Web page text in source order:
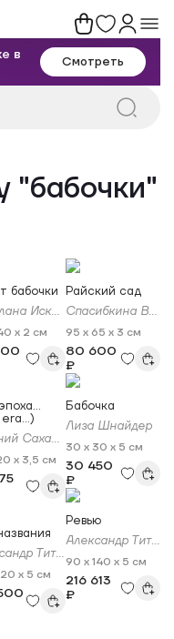
в
Смотреть
"бабочки"
бабочки
Светлана Искоских
x 2 см
era…)
Евгений Сахацкий
x 3,5 см
Александр Титов
x 5 см
Райский сад
Спасибкина Вера
95 x 65 x 3 см
80 600
₽
Бабочка
Лиза Шнайдер
30 x 30 x 5 см
30 450
₽
Ревью
Александр Титов
90 x 140 x 5 см
216 613
₽